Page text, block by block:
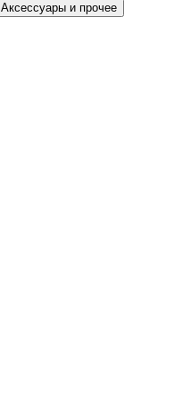
Аксессуары и прочее